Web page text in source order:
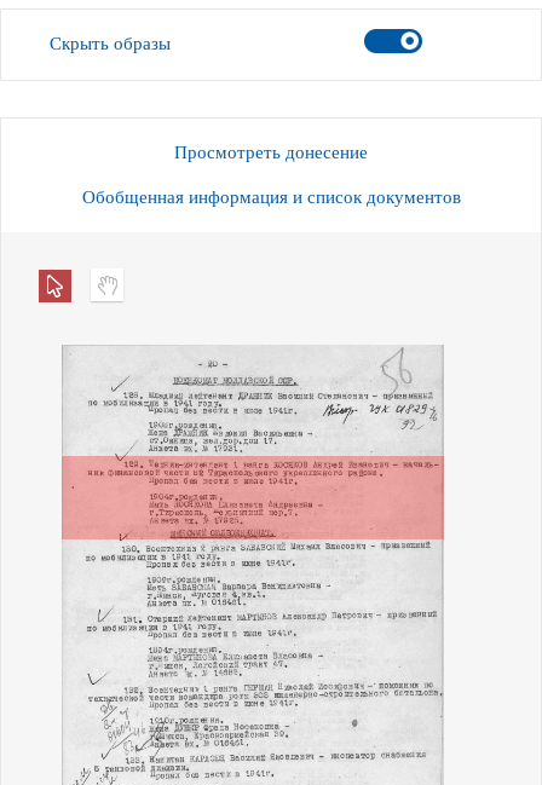
Скрыть образы
Просмотреть донесение
Обобщенная информация и список документов